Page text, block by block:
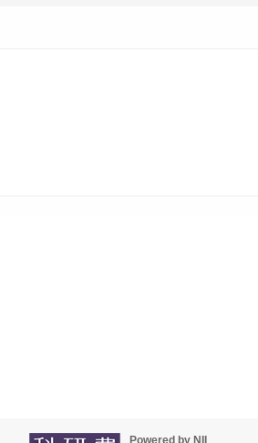
Powered by NII